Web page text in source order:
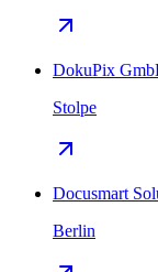
DokuPix
Stolpe
Docusmart
Berlin